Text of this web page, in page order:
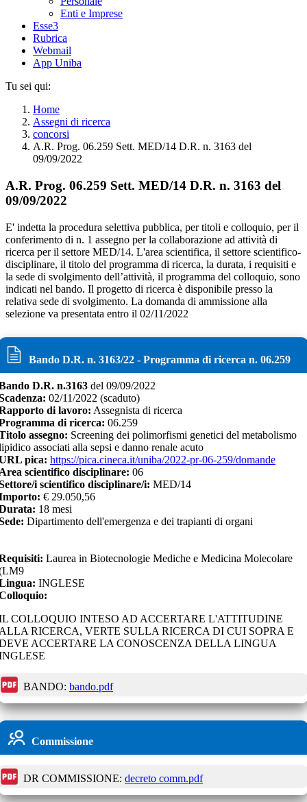
Enti e Imprese
Esse3
Rubrica
Webmail
App Uniba
Tu sei qui:
Home
Assegni di ricerca
concorsi
A.R. Prog. 06.259 Sett. MED/14 D.R. n. 3163 del
09/09/2022
A.R. Prog. 06.259 Sett. MED/14 D.R. n. 3163 del
09/09/2022
E' indetta la procedura selettiva pubblica, per titoli e colloquio, per il
conferimento di n. 1 assegno per la collaborazione ad attività di
ricerca per il settore MED/14. L'area scientifica, il settore scientifico-
disciplinare, il titolo del programma di ricerca, la durata, i requisiti e
la sede di svolgimento dell’attività, il programma del colloquio, sono
indicati nel bando. Il progetto di ricerca è disponibile presso la
relativa sede di svolgimento. La domanda di ammissione alla
selezione va presentata entro il 02/11/2022
Bando D.R. n. 3163/22 - Programma di ricerca n. 06.259
D.R. n.3163 del 09/09/2022
02/11/2022 (scaduto)
di lavoro: Assegnista di ricerca
di ricerca: 06.259
assegno: Screening dei polimorfismi genetici del metabolismo
associati alla sepsi e danno renale acuto
pica: https://pica.cineca.it/uniba/2022-pr-06-259/domande
scientifico disciplinare: 06
i scientifico disciplinare/i: MED/14
€ 29.050,56
18 mesi
Dipartimento dell'emergenza e dei trapianti di organi
Laurea in Biotecnologie Mediche e Medicina Molecolare
INGLESE
COLLOQUIO INTESO AD ACCERTARE L'ATTITUDINE
RICERCA, VERTE SULLA RICERCA DI CUI SOPRA E
ACCERTARE LA CONOSCENZA DELLA LINGUA
BANDO: bando.pdf
Commissione
DR COMMISSIONE: decreto comm.pdf